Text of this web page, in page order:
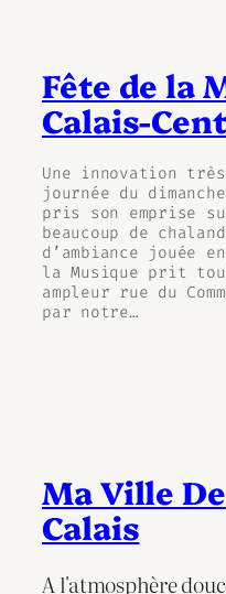
Fête de la
Calais-
Une innovation
journée du
pris son emprise
beaucoup de
d’ambiance jouée
la Musique prit
ampleur rue du
par notre…
Ma Ville De
Calais
A l'atmosphère